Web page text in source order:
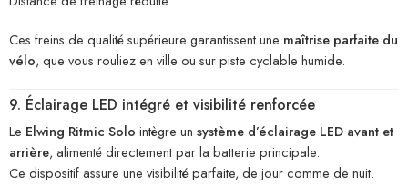
Ces freins de qualité supérieure garantissent une maîtrise parfaite du
vélo, que vous rouliez en ville ou sur piste cyclable humide.
9. Éclairage LED intégré et visibilité renforcée
Le Elwing Ritmic Solo intègre un système d’éclairage LED avant et
arrière, alimenté directement par la batterie principale.
Ce dispositif assure une visibilité parfaite, de jour comme de nuit.